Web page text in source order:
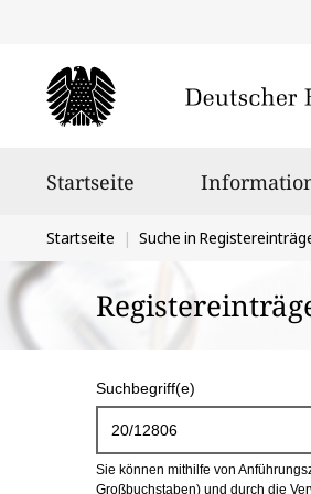
Startseite
Sie
befinden
sich
hier:
Startseite Suche in
u
c
Suchbegriff(e)
Sie können mithilfe von
Großbuchstaben) und durch die